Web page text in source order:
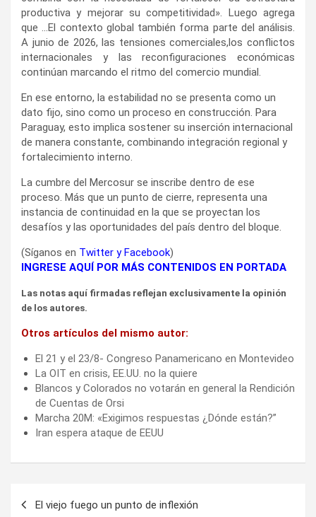
productiva y mejorar su competitividad». Luego agrega
que …El contexto global también forma parte del análisis.
A junio de 2026, las tensiones comerciales,los conflictos
internacionales y las reconfiguraciones económicas
continúan marcando el ritmo del comercio mundial.
En ese entorno, la estabilidad no se presenta como un
dato fijo, sino como un proceso en construcción. Para
Paraguay, esto implica sostener su inserción internacional
de manera constante, combinando integración regional y
fortalecimiento interno.
La cumbre del Mercosur se inscribe dentro de ese
proceso. Más que un punto de cierre, representa una
instancia de continuidad en la que se proyectan los
desafíos y las oportunidades del país dentro del bloque.
(Síganos en Twitter yFacebook)
INGRESE AQUÍ POR MÁS CONTENIDOS EN PORTADA
Las notas aquí firmadas reflejan exclusivamente la opinión
de los autores.
Otros artículos del mismo autor:
El 21 y el 23/8- Congreso Panamericano en Montevideo
La OIT en crisis, EE.UU. no la quiere
Blancos y Colorados no votarán en general la Rendición
de Cuentas de Orsi
Marcha 20M: «Exigimos respuestas ¿Dónde están?”
Iran espera ataque de EEUU
El viejo fuego un punto de inflexión